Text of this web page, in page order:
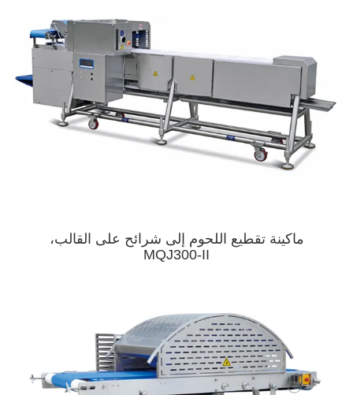
ماكينة تقطيع اللحوم إلى شرائح على القالب،
MQJ300-II